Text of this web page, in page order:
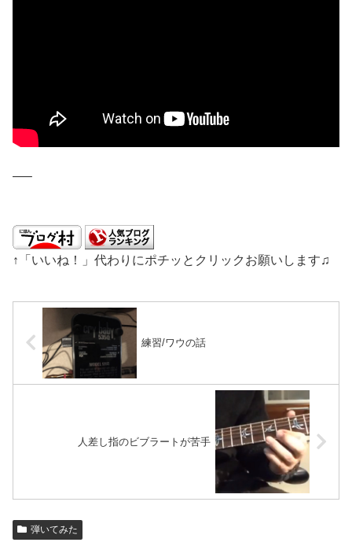
—–
↑「いいね！」代わりにポチッとクリックお願いします♫
練習/ワウの話
人差し指のビブラートが苦手
弾いてみた